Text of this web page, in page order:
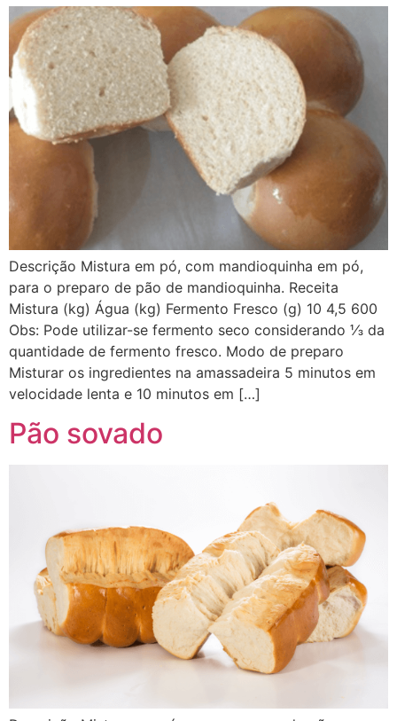
Descrição Mistura em pó, com mandioquinha em pó,
para o preparo de pão de mandioquinha. Receita
Mistura (kg) Água (kg) Fermento Fresco (g) 10 4,5 600
Obs: Pode utilizar-se fermento seco considerando ⅓ da
quantidade de fermento fresco. Modo de preparo
Misturar os ingredientes na amassadeira 5 minutos em
velocidade lenta e 10 minutos em […]
Pão sovado